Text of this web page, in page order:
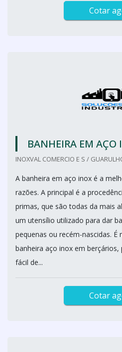
Cotar
BANHEIRA EM AÇO
INOXVAL COMERCIO E S /
A banheira em aço inox é a
razões. A principal é a
primas, que são todas da mais
um utensílio utilizado para dar
pequenas ou recém-nascidas.
banheira aço inox em
fácil de...
Cotar